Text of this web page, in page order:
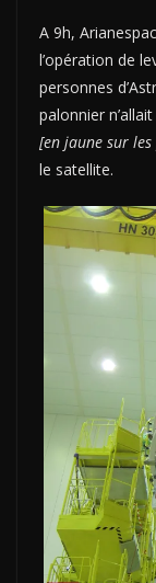
A 9h,
l’opération de
personnes
palonnier
[en jaune sur
le satellite.